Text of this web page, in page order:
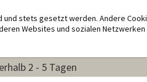
stets gesetzt werden. Andere
Websites und sozialen
2 - 5 Tagen